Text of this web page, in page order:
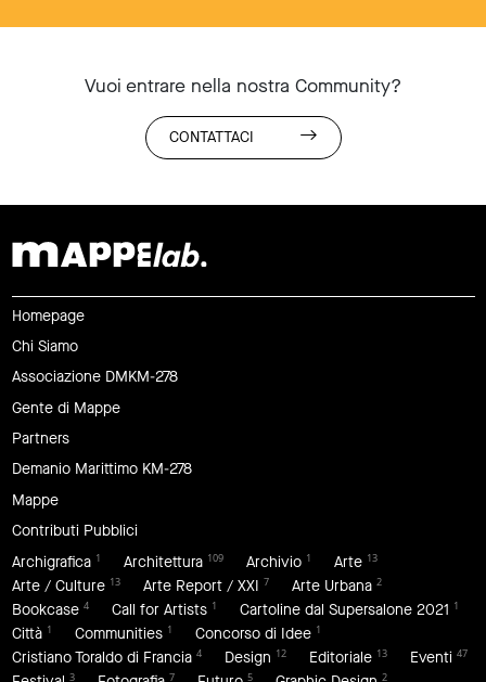
Vuoi entrare nella nostra Community?
CONTATTACI
Homepage
Chi Siamo
Associazione DMKM-278
Gente di Mappe
Partners
Demanio Marittimo KM-278
Mappe
Contributi Pubblici
Archigrafica 1 Architettura 109 Archivio 1 Arte 13
Arte / Culture 13 Arte Report / XXI 7 Arte Urbana 2
Bookcase 4 Call for Artists 1 Cartoline dal Supersalone 2021 1
Città 1 Communities 1 Concorso di Idee 1
Cristiano Toraldo di Francia 4 Design 12 Editoriale 13 Eventi 47
3 7 5 2